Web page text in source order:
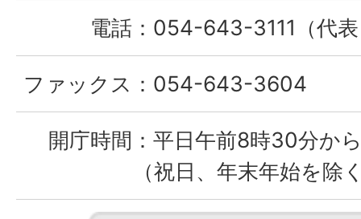
電話： 054-643-3111（代
ファックス： 054-643-3604
開庁時間： 平日午前8時30分か
（祝日、年末年始を除